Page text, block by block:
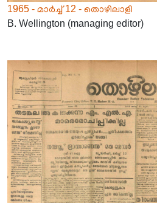
1965 - മാർച്ച് 12 - തൊഴിലാളി
B. Wellington (managing editor)